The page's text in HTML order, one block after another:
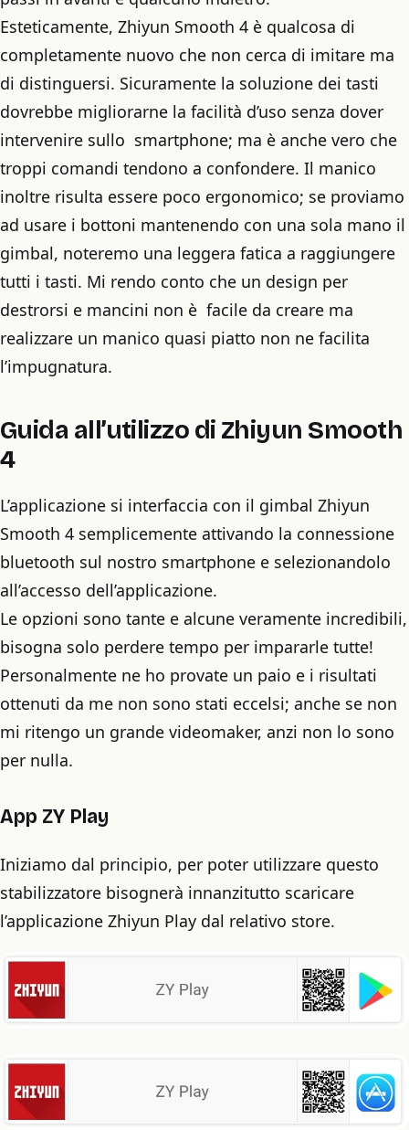
Esteticamente, Zhiyun Smooth 4 è qualcosa di
completamente nuovo che non cerca di imitare ma
di distinguersi. Sicuramente la soluzione dei tasti
dovrebbe migliorarne la facilità d’uso senza dover
intervenire sullo smartphone; ma è anche vero che
troppi comandi tendono a confondere. Il manico
inoltre risulta essere poco ergonomico; se proviamo
ad usare i bottoni mantenendo con una sola mano il
gimbal, noteremo una leggera fatica a raggiungere
tutti i tasti. Mi rendo conto che un design per
destrorsi e mancini non è facile da creare ma
realizzare un manico quasi piatto non ne facilita
l’impugnatura.
Guida all’utilizzo di Zhiyun Smooth
4
L’applicazione si interfaccia con il gimbal Zhiyun
Smooth 4 semplicemente attivando la connessione
bluetooth sul nostro smartphone e selezionandolo
all’accesso dell’applicazione.
Le opzioni sono tante e alcune veramente incredibili,
bisogna solo perdere tempo per impararle tutte!
Personalmente ne ho provate un paio e i risultati
ottenuti da me non sono stati eccelsi; anche se non
mi ritengo un grande videomaker, anzi non lo sono
per nulla.
App ZY Play
Iniziamo dal principio, per poter utilizzare questo
stabilizzatore bisognerà innanzitutto scaricare
l’applicazione Zhiyun Play dal relativo store.